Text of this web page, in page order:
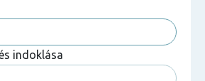
indoklása